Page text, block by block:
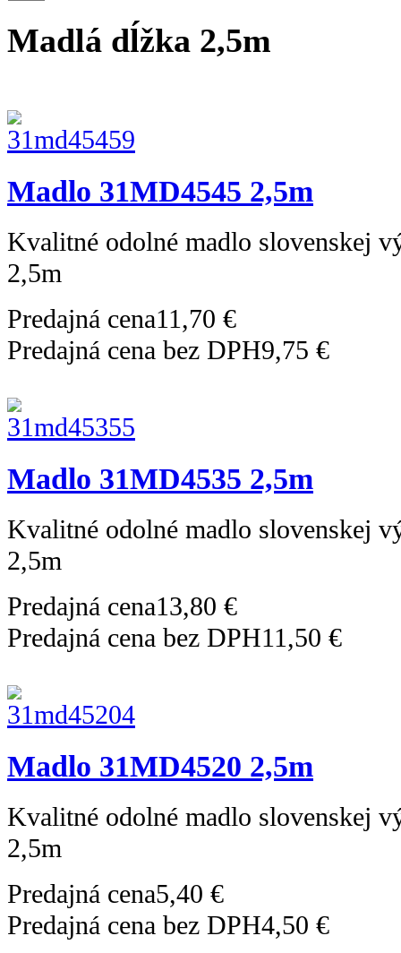
Madlá dĺžka 2,5m
Madlo 31MD4545 2,5m
Kvalitné odolné madlo slovenskej
2,5m
Predajná cena11,70 €
Predajná cena bez DPH9,75 €
Madlo 31MD4535 2,5m
Kvalitné odolné madlo slovenskej
2,5m
Predajná cena13,80 €
Predajná cena bez DPH11,50 €
Madlo 31MD4520 2,5m
Kvalitné odolné madlo slovenskej
2,5m
Predajná cena5,40 €
Predajná cena bez DPH4,50 €